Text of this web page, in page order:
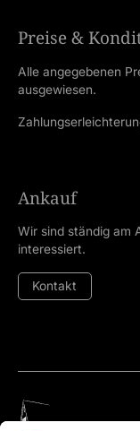
Preise &
Alle angegebenen
ausgewiesen.
Ankauf
Wir sind ständig am
interessiert.
Kontakt